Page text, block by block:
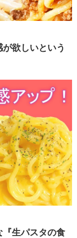
欲しいという
生パスタの食